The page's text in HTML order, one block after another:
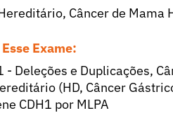
Câncer de Mama
Exame:
- Deleções e Duplicações,
(HD, Câncer
CDH1 por MLPA